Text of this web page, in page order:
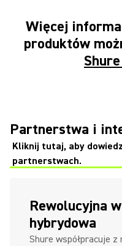
Więcej
produktów
Partnerstwa i
Kliknij tutaj, aby
partnerstwach.
Rewolucyjna
hybrydowa
Shure współpracuje